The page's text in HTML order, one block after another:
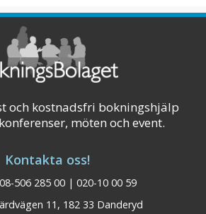
och kostnadsfri bokningshjälp
möten och event.
Kontakta oss!
506 285 00 | 020-10 00 59
11, 182 33 Danderyd